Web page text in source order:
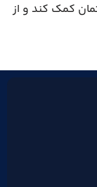
کمک کند و از